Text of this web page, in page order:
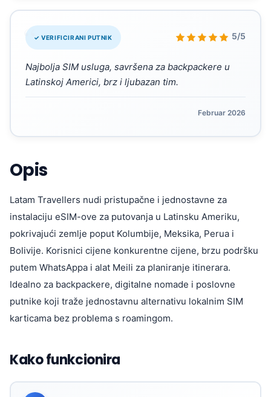
✓ VERIFICIRANI PUTNIK 5/5
“
Najbolja SIM usluga, savršena za backpackere u
Latinskoj Americi, brz i ljubazan tim.
Februar 2026
Opis
Latam Travellers nudi pristupačne i jednostavne za
instalaciju eSIM-ove za putovanja u Latinsku Ameriku,
pokrivajući zemlje poput Kolumbije, Meksika, Perua i
Bolivije. Korisnici cijene konkurentne cijene, brzu podršku
putem WhatsAppa i alat Meili za planiranje itinerara.
Idealno za backpackere, digitalne nomade i poslovne
putnike koji traže jednostavnu alternativu lokalnim SIM
karticama bez problema s roamingom.
Kako funkcionira